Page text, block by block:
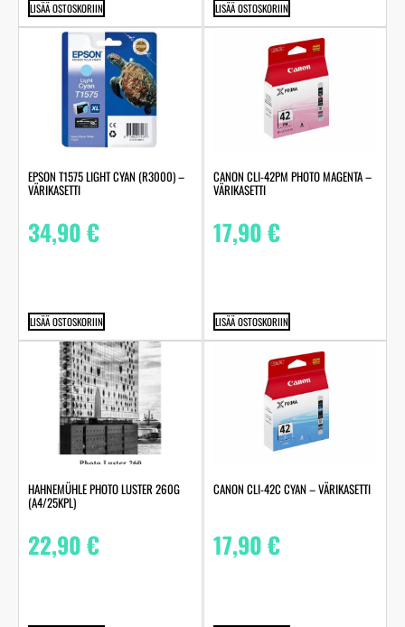
LISÄÄ OSTOSKORIIN LISÄÄ OSTOSKORIIN
EPSON T1575 LIGHT CYAN (R3000) –
VÄRIKASETTI
34,90€
LISÄÄ OSTOSKORIIN
CANON CLI-42PM PHOTO MAGENTA –
VÄRIKASETTI
17,90€
LISÄÄ OSTOSKORIIN
HAHNEMÜHLE PHOTO LUSTER 260G
(A4/25KPL)
22,90€
CANON CLI-42C CYAN – VÄRIKASETTI
17,90€